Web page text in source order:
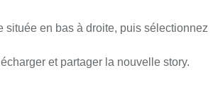
située en bas à droite, puis sélectionnez
et partager la nouvelle story.